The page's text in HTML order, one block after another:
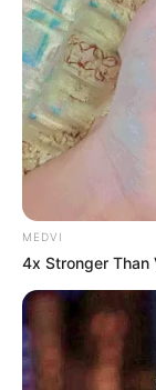
MEDVI
4x Stronger Than